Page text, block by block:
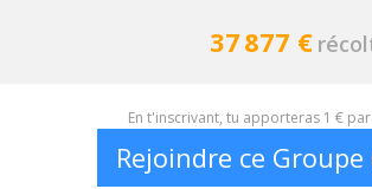
37 877 €
En t'inscrivant, tu apporteras 1 €
Rejoindre ce